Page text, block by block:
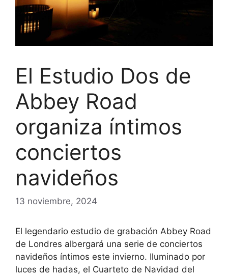
El Estudio Dos de
Abbey Road
organiza íntimos
conciertos
navideños
13 noviembre, 2024
El legendario estudio de grabación Abbey Road
de Londres albergará una serie de conciertos
navideños íntimos este invierno. Iluminado por
luces de hadas, el Cuarteto de Navidad del